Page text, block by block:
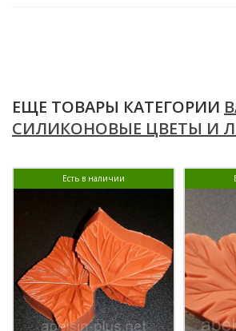
ЕЩЕ ТОВАРЫ КАТЕГОРИИ
СИЛИКОНОВЫЕ ЦВЕТЫ И
Есть в наличии